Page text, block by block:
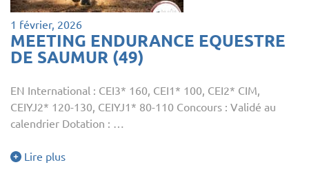
1 février, 2026
MEETING ENDURANCE EQUESTRE
DE SAUMUR (49)
EN International : CEI3* 160, CEI1* 100, CEI2* CIM,
CEIYJ2* 120-130, CEIYJ1* 80-110 Concours : Validé au
calendrier Dotation : …
Lire plus